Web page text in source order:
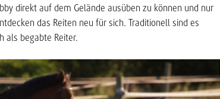
direkt auf dem Gelände ausüben zu können und nur
das Reiten neu für sich. Traditionell sind es
als begabte Reiter.